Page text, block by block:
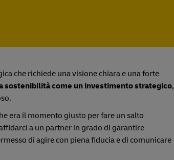
che richiede una visione chiara e una forte
sostenibilità come un investimento strategico,
era il momento giusto per fare un salto
a un partner in grado di garantire
di agire con piena fiducia e di comunicare